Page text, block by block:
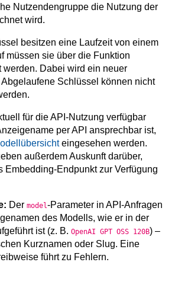
Nutzendengruppe die Nutzung der
wird.
besitzen eine Laufzeit von einem
müssen sie über die Funktion
werden. Dabei wird ein neuer
Schlüssel können nicht
für die API-Nutzung verfügbar
per API ansprechbar ist,
eingesehen werden.
außerdem Auskunft darüber,
Embedding-Endpunkt zur Verfügung
Der model-Parameter in API-Anfragen
des Modells, wie er in der
ist (z. B. OpenAI GPT OSS 120B) –
Kurznamen oder Slug. Eine
führt zu Fehlern.